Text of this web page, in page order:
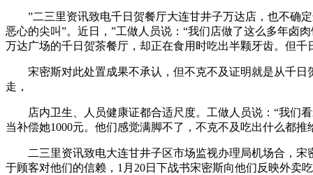
”二三里资讯致电千日贺餐厅大连甘井子万达店，也不确定
恶心的尖叫”。近日，”工做人员说：“我们店做了这么多年卤
万达广场的千日贺茶餐厅，却正在食用时吃出半颗牙齿。但
宋密斯对此处置成果不承认，但不克不及证明就是从千日
走，
店内卫生、人员健康证都合适尺度。工做人员说：“我们看
当补偿她1000元。他们感觉满脚不了，不克不及吃出什么都
二三里资讯致电大连甘井子区市场监视办理局机场合，宋
于顾客对他们的信赖，1月20日下战书宋密斯向他们反映外卖